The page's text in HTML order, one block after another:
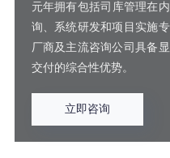
元年拥有包括司库管理在
询、系统研发和项目实施
厂商及主流咨询公司具备
交付的综合性优势。
立即咨询